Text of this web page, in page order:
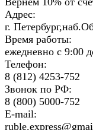
Адрес:
г.
Время работы:
ежедневно с 9:00
Телефон:
8 (812) 4253-752
Звонок по РФ:
8 (800) 5000-752
E-mail: